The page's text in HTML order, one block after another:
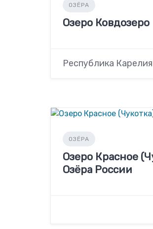
ОЗЁРА
Озеро Ковдозеро
Республика Карелия
ОЗЁРА
Озеро Красное
Озёра России